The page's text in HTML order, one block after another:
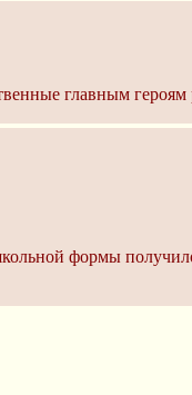
главным героям
формы